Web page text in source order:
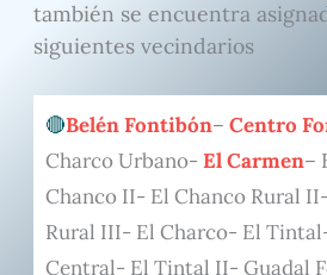
también se encuentra
siguientes vecindarios
Belén Fontibón– Centro
Charco Urbano- El Carmen–
Chanco II- El Chanco Rural
Rural III- El Charco- El
Central- El Tintal II- Guadal